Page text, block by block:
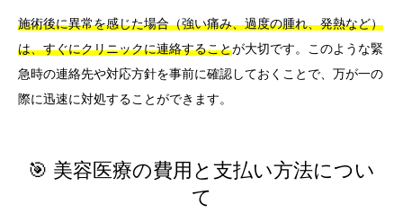
施術後に異常を感じた場合（強い痛み、過度の腫れ、発熱など）
は、すぐにクリニックに連絡することが大切です。このような緊
急時の連絡先や対応方針を事前に確認しておくことで、万が一の
際に迅速に対処することができます。
🎯 美容医療の費用と支払い方法につい
て